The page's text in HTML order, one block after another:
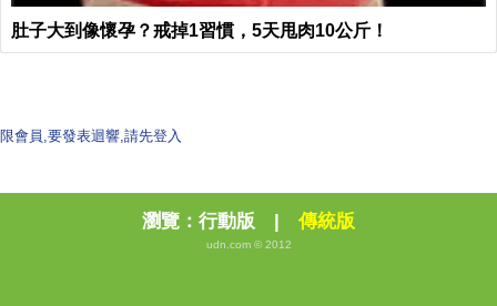
肚子大到像懷孕？戒掉1習慣，5天甩肉10公斤！
限會員,要發表迴響,請先登入
瀏覽： 行動版 | 傳統版
udn.com © 2012